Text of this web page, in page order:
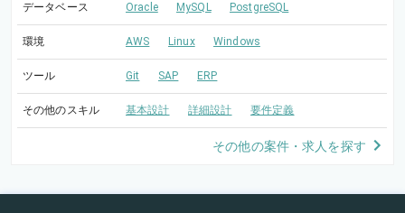
データベース Oracle MySQL PostgreSQL
環境 AWS Linux Windows
ツール Git SAP ERP
その他のスキル 基本設計 詳細設計 要件定義
その他の案件・求人を探す